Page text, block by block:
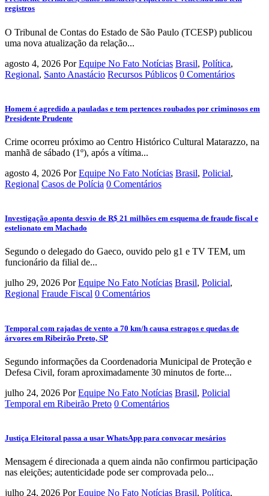
registros
O Tribunal de Contas do Estado de São Paulo (TCESP) publicou
uma nova atualização da relação...
agosto 4, 2026 Por Equipe No Fato Notícias Brasil, Política,
Regional, Santo Anastácio Recursos Públicos 0 Comentários
Homem é agredido a pauladas e tem pertences roubados por criminosos em
Presidente Prudente
Crime ocorreu próximo ao Centro Histórico Cultural Matarazzo, na
manhã de sábado (1º), após a vítima...
agosto 4, 2026 Por Equipe No Fato Notícias Brasil, Policial,
Regional Casos de Polícia 0 Comentários
Investigação aponta desvio de R$ 21 milhões em esquema de fraude fiscal e
estelionato em Machado
Segundo o delegado do Gaeco, ouvido pelo g1 e TV TEM, um
funcionário da filial de...
julho 29, 2026 Por Equipe No Fato Notícias Brasil, Policial,
Regional Fraude Fiscal 0 Comentários
Temporal com rajadas de vento a 70 km/h causa estragos e quedas de
árvores em Ribeirão Preto, SP
Segundo informações da Coordenadoria Municipal de Proteção e
Defesa Civil, foram aproximadamente 30 minutos de forte...
julho 24, 2026 Por Equipe No Fato Notícias Brasil, Policial
Temporal em Ribeirão Preto 0 Comentários
Justiça Eleitoral passa a usar WhatsApp para convocar mesários
Mensagem é direcionada a quem ainda não confirmou participação
nas eleições; autenticidade pode ser comprovada pelo...
julho 24, 2026 Por Equipe No Fato Notícias Brasil, Política,